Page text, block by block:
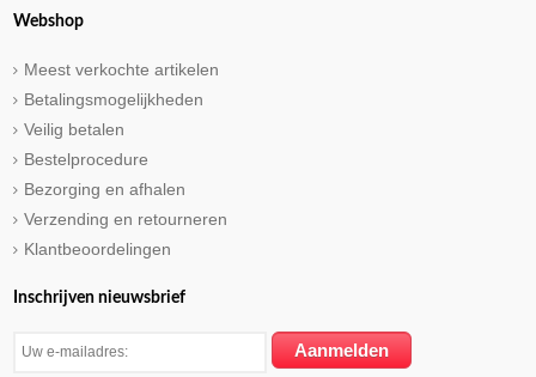
Webshop
Meest verkochte artikelen
Betalingsmogelijkheden
Veilig betalen
Bestelprocedure
Bezorging en afhalen
Verzending en retourneren
Klantbeoordelingen
Inschrijven nieuwsbrief